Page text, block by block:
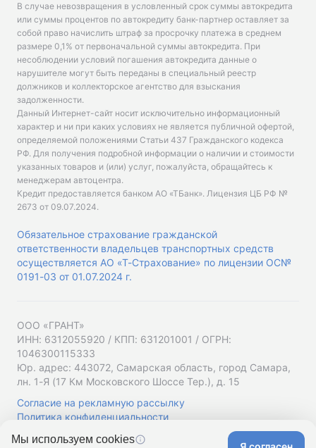
В случае невозвращения в условленный срок суммы автокредита
или суммы процентов по автокредиту банк-партнер оставляет за
собой право начислить штраф за просрочку платежа в среднем
размере 0,1% от первоначальной суммы автокредита. При
несоблюдении условий погашения автокредита данные о
нарушителе могут быть переданы в специальный реестр
должников и коллекторское агентство для взыскания
задолженности.
Данный Интернет-сайт носит исключительно информационный
характер и ни при каких условиях не является публичной офертой,
определяемой положениями Статьи 437 Гражданского кодекса
РФ. Для получения подробной информации о наличии и стоимости
указанных товаров и (или) услуг, пожалуйста, обращайтесь к
менеджерам автоцентра.
Кредит предоставляется банком АО «ТБанк». Лицензия ЦБ РФ №
2673 от 09.07.2024.
Обязательное страхование гражданской
ответственности владельцев транспортных средств
осуществляется АО «Т-Страхование» по лицензии ОС№
0191-03 от 01.07.2024 г.
ООО «ГРАНТ»
ИНН: 6312055920 / КПП: 631201001 / ОГРН:
1046300115333
Юр. адрес: 443072, Самарская область, город Самара,
лн. 1-Я (17 Км Московского Шоссе Тер.), д. 15
Согласие на рекламную рассылку
Политика конфиденциальности
Мы используем cookies